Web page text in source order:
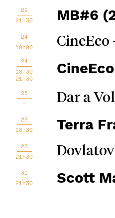
22
21:30
MB#6
24
10h00
24
18:30
21:30
CineEco
25
-
Dar a
28
18:30
Terra
28
21h30
Dovlatov
31
21h30
Scott